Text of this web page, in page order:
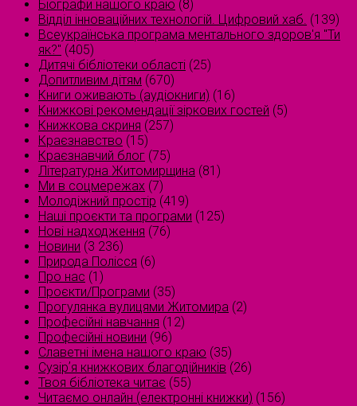
Біографи нашого краю (8)
Відділ інноваційних технологій. Цифровий хаб. (139)
Всеукраїнська програма ментального здоров'я "Ти
як?" (405)
Дитячі бібліотеки області (25)
Допитливим дітям (670)
Книги оживають (аудіокниги) (16)
Книжкові рекомендації зіркових гостей (5)
Книжкова скриня (257)
Краєзнавство (15)
Краєзнавчий блог (75)
Літературна Житомирщина (81)
Ми в соцмережах (7)
Молодіжний простір (419)
Наші проєкти та програми (125)
Нові надходження (76)
Новини (3 236)
Природа Полісся (6)
Про нас (1)
Проєкти/Програми (35)
Прогулянка вулицями Житомира (2)
Професійні навчання (12)
Професійні новини (96)
Славетні імена нашого краю (35)
Сузірʼя книжкових благодійників (26)
Твоя бібліотека читає (55)
Читаємо онлайн (електронні книжки) (156)